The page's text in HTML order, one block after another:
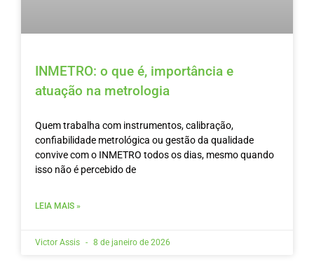
INMETRO: o que é, importância e
atuação na metrologia
Quem trabalha com instrumentos, calibração,
confiabilidade metrológica ou gestão da qualidade
convive com o INMETRO todos os dias, mesmo quando
isso não é percebido de
LEIA MAIS »
Victor Assis 8 de janeiro de 2026